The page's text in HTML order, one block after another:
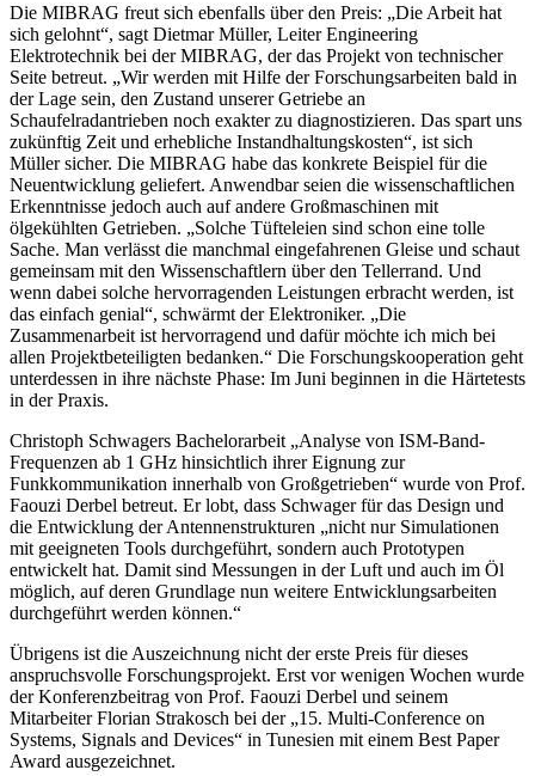
Die MIBRAG freut sich ebenfalls über den Preis: „Die Arbeit hat
sich gelohnt“, sagt Dietmar Müller, Leiter Engineering
Elektrotechnik bei der MIBRAG, der das Projekt von technischer
Seite betreut. „Wir werden mit Hilfe der Forschungsarbeiten bald in
der Lage sein, den Zustand unserer Getriebe an
Schaufelradantrieben noch exakter zu diagnostizieren. Das spart uns
zukünftig Zeit und erhebliche Instandhaltungskosten“, ist sich
Müller sicher. Die MIBRAG habe das konkrete Beispiel für die
Neuentwicklung geliefert. Anwendbar seien die wissenschaftlichen
Erkenntnisse jedoch auch auf andere Großmaschinen mit
ölgekühlten Getrieben. „Solche Tüfteleien sind schon eine tolle
Sache. Man verlässt die manchmal eingefahrenen Gleise und schaut
gemeinsam mit den Wissenschaftlern über den Tellerrand. Und
wenn dabei solche hervorragenden Leistungen erbracht werden, ist
das einfach genial“, schwärmt der Elektroniker. „Die
Zusammenarbeit ist hervorragend und dafür möchte ich mich bei
allen Projektbeteiligten bedanken.“ Die Forschungskooperation geht
unterdessen in ihre nächste Phase: Im Juni beginnen in die Härtetests
in der Praxis.
Christoph Schwagers Bachelorarbeit „Analyse von ISM-Band-
Frequenzen ab 1 GHz hinsichtlich ihrer Eignung zur
Funkkommunikation innerhalb von Großgetrieben“ wurde von Prof.
Faouzi Derbel betreut. Er lobt, dass Schwager für das Design und
die Entwicklung der Antennenstrukturen „nicht nur Simulationen
mit geeigneten Tools durchgeführt, sondern auch Prototypen
entwickelt hat. Damit sind Messungen in der Luft und auch im Öl
möglich, auf deren Grundlage nun weitere Entwicklungsarbeiten
durchgeführt werden können.“
Übrigens ist die Auszeichnung nicht der erste Preis für dieses
anspruchsvolle Forschungsprojekt. Erst vor wenigen Wochen wurde
der Konferenzbeitrag von Prof. Faouzi Derbel und seinem
Mitarbeiter Florian Strakosch bei der „15. Multi-Conference on
Systems, Signals and Devices“ in Tunesien mit einem Best Paper
Award ausgezeichnet.